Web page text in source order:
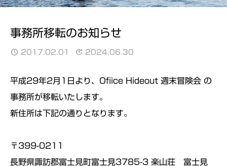
事務所移転のお知らせ
2017.02.01 2024.06.30
平成29年2月1日より、Ofiice Hideout 週末冒険会 の
事務所が移転いたします。
新住所は下記の通りとなります。
〒399-0211
長野県諏訪郡富士見町富士見3785-3 楽山荘 富士見